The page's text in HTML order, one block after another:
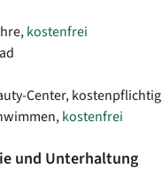
kostenfrei
Center, kostenpflichtig
kostenfrei
und Unterhaltung